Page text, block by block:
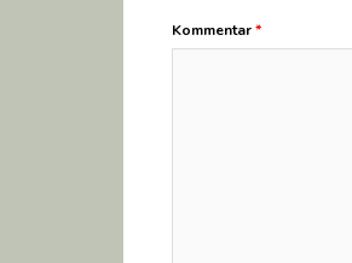
Kommentar*